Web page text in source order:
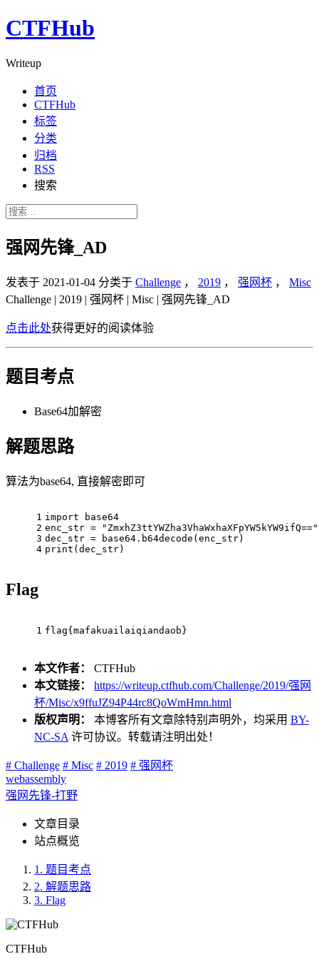
CTFHub
Writeup
首页
CTFHub
标签
分类
归档
RSS
搜索
强网先锋_AD
发表于 2021-01-04 分类于 Challenge ， 2019 ， 强网杯 ， Misc
Challenge | 2019 | 强网杯 | Misc | 强网先锋_AD
点击此处获得更好的阅读体验
题目考点
Base64加解密
解题思路
算法为base64, 直接解密即可
1
2
3
4
import base64
enc_str =
"ZmxhZ3ttYWZha3VhaWxhaXFpYW5kYW9ifQ=="
dec_str = base64.b64decode(enc_str)
print(dec_str)
Flag
1 flag{mafakuailaiqiandaob}
本文作者： CTFHub
本文链接：
https://writeup.ctfhub.com/Challenge/2019/强网
杯/Misc/x9ffuJZ94P44rc8QoWmHmn.html
版权声明： 本博客所有文章除特别声明外，均采用 BY-
NC-SA 许可协议。转载请注明出处！
# Challenge # Misc # 2019 # 强网杯
webassembly
强网先锋-打野
文章目录
站点概览
1. 题目考点
2. 解题思路
3. Flag
CTFHub